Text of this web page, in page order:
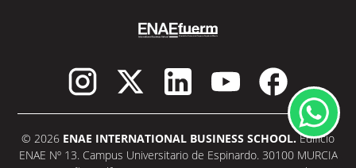
© 2026 ENAE INTERNATIONAL BUSINESS SCHOOL.Edificio
ENAE Nº 13. Campus Universitario de Espinardo. 30100 MURCIA